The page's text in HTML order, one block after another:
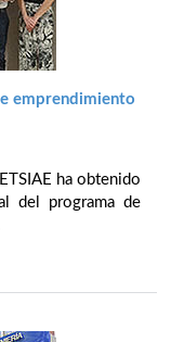
emprendimiento
ha obtenido
del programa de